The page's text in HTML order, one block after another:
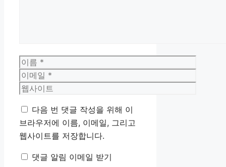
이
름
이
메
웹
이
트
다음 번 댓글 작성을 위해 이
브라우저에 이름, 이메일, 그리고
웹사이트를 저장합니다.
댓글 알림 이메일 받기